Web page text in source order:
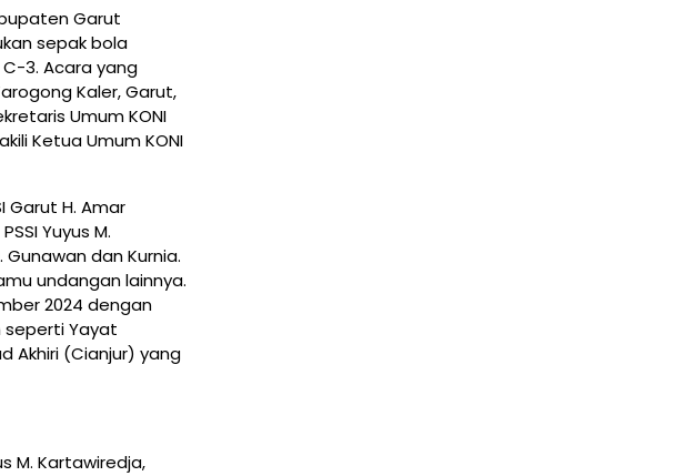
Garut
sepak bola
3. Acara yang
Kaler, Garut,
Umum KONI
Ketua Umum KONI
Garut H. Amar
Yuyus M.
dan Kurnia.
undangan lainnya.
2024 dengan
Yayat
Akhiri (Cianjur) yang
M. Kartawiredja,